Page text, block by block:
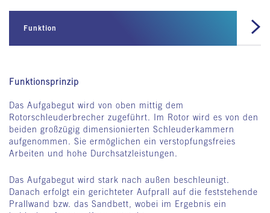
Funktion
Funktionsprinzip
Das Aufgabegut wird von oben mittig dem
Rotorschleuderbrecher zugeführt. Im Rotor wird es von den
beiden großzügig dimensionierten Schleuderkammern
aufgenommen. Sie ermöglichen ein verstopfungsfreies
Arbeiten und hohe Durchsatzleistungen.
Das Aufgabegut wird stark nach außen beschleunigt.
Danach erfolgt ein gerichteter Aufprall auf die feststehende
Prallwand bzw. das Sandbett, wobei im Ergebnis ein
Hohe Flexibilität
Der BHS Rotorschleuderbrecher kann je nach Aufgabegut
und gewünschtem Zerkleinerungsergebnis wahlweise mit
Ringpanzerung oder Sandbett als Prallwand betrieben
werden.
Typische Einsatzbereiche mit Ringpanzerung